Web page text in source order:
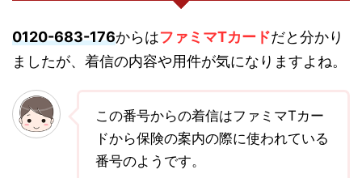
0120-683-176からはファミマTカードだと分かり
ましたが、着信の内容や用件が気になりますよね。
この番号からの着信はファミマTカー
ドから保険の案内の際に使われている
番号のようです。